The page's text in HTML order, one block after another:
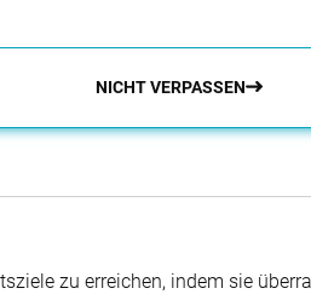
NICHT VERPASSEN
zu erreichen, indem sie